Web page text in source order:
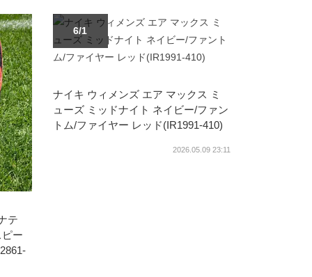
テ
ー
6/1
ナイキ ウィメンズ エア マックス ミ
ューズ ミッドナイト ネイビー/ファン
トム/ファイヤー レッド(IR1991-410)
2026.05.09 23:11